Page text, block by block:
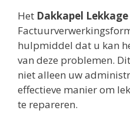
Het Dakkapel Lekkage
hulpmiddel dat u kan
van deze problemen.
niet alleen uw
effectieve manier om
te repareren.